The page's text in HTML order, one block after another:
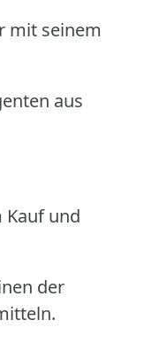
mit seinem
aus
Kauf und
der